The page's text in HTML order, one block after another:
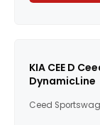
Vermogen
KIA CEE D
DynamicLine